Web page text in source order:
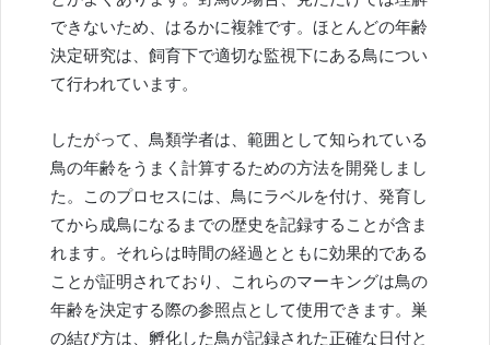
できないため、はるかに複雑です。ほとんどの年齢
決定研究は、飼育下で適切な監視下にある鳥につい
て行われています。
したがって、鳥類学者は、範囲として知られている
鳥の年齢をうまく計算するための方法を開発しまし
た。このプロセスには、鳥にラベルを付け、発育し
てから成鳥になるまでの歴史を記録することが含ま
れます。それらは時間の経過とともに効果的である
ことが証明されており、これらのマーキングは鳥の
年齢を決定する際の参照点として使用できます。巣
の結び方は、孵化した鳥が記録された正確な日付と